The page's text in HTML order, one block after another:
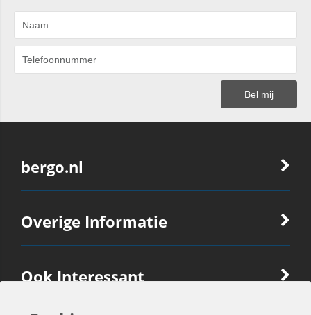
bergo.nl
Overige Informatie
Ook Interessant